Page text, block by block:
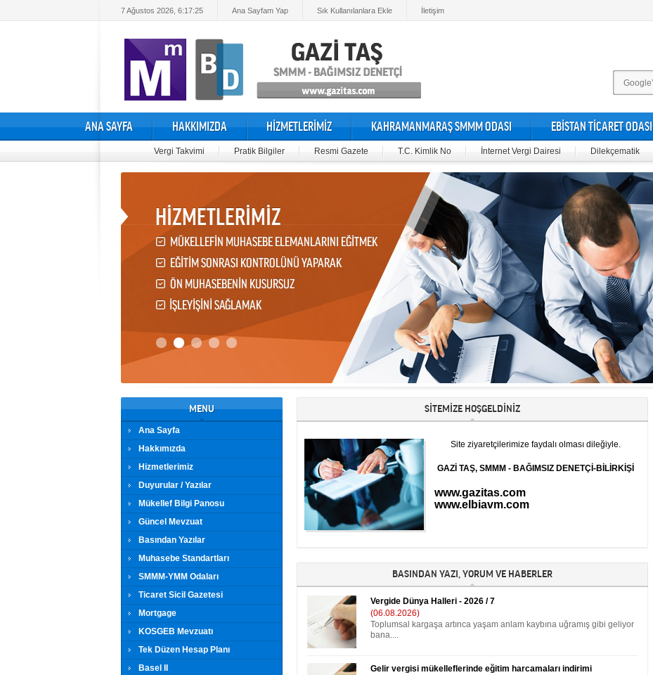
7 Ağustos 2026, 6:17:26 Ana Sayfam Yap Sık Kullanılanlara Ekle İletişim
ANA SAYFA HAKKIMIZDA HİZMETLERİMİZ KAHRAMANMARAŞ SMMM ODASI EBİSTAN TİCARET ODASI
Vergi Takvimi Pratik Bilgiler Resmi Gazete T.C. Kimlik No İnternet Vergi Dairesi Dilekçematik
MENU
Ana Sayfa
Hakkımızda
Hizmetlerimiz
Duyurular / Yazılar
Mükellef Bilgi Panosu
Güncel Mevzuat
Basından Yazılar
Muhasebe Standartları
SMMM-YMM Odaları
Ticaret Sicil Gazetesi
Mortgage
KOSGEB Mevzuatı
Tek Düzen Hesap Planı
Basel II
SİTEMİZE HOŞGELDİNİZ
Site ziyaretçilerimize faydalı olması dileğiyle.
GAZİ TAŞ, SMMM - BAĞIMSIZ DENETÇİ-BİLİRKİŞİ
www.gazitas.com
www.elbiavm.com
BASINDAN YAZI, YORUM VE HABERLER
Vergide Dünya Halleri - 2026 / 7
(06.08.2026)
Toplumsal kargaşa artınca yaşam anlam kaybına uğramış gibi geliyor
bana....
Gelir vergisi mükelleflerinde eğitim harcamaları indirimi